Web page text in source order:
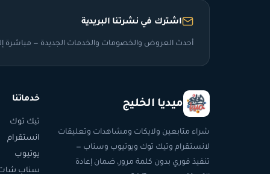
اشترك في نشرتنا البريدية
أحدث العروض والخصومات والخدمات الجديدة — مباشرة
ميديا الخليج
شراء متابعين ولايكات ومشاهدات وتعليقات
لانستقرام وتيك توك ويوتيوب وسناب —
تنفيذ فوري بدون كلمة مرور، ضمان إعادة
خدماتنا
تيك توك
انستقرام
يوتيوب
سناب